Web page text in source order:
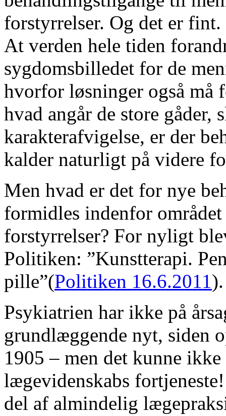
forstyrrelser. Og det er
At verden hele tiden
sygdomsbilledet for de
hvorfor løsninger også må
hvad angår de store gåder,
karakterafvigelse, er der
kalder naturligt på videre
Men hvad er det for nye
formidles indenfor
forstyrrelser? For nyligt
Politiken: ”Kunstterapi.
pille”(Politiken 16.6.2011).
Psykiatrien har ikke på
grundlæggende nyt, siden
1905 – men det kunne
lægevidenskabs
del af almindelig